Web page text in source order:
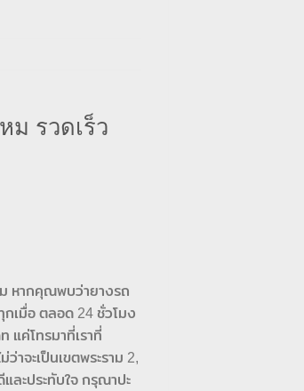
ม รวดเร็ว
ม หากคุณพบว่ายางรถ
กเมื่อ ตลอด 24 ชั่วโมง
แค่โทรมาที่เราที่
าจะเป็นเขตพระราม 2,
ละประทับใจ กรุณาปะ